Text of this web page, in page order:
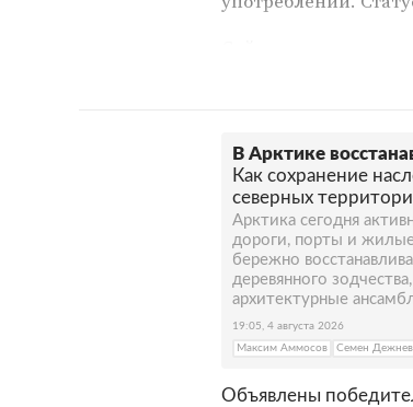
топливно-
— январь, средняя
градусов. Зима
июле — плюс 20
В Арктике
Как сохранение
северных
Арктика сегодня
дороги, порты и
бережно
деревянного
архитектурные
19:05, 4 августа 2026
Максим Аммосов
Семен Дежнев
Объявлены